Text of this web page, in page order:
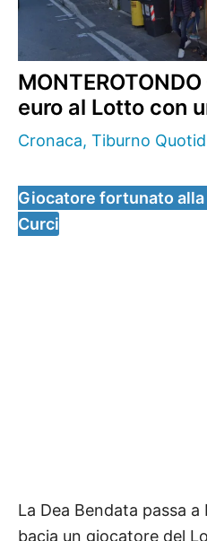
euro al Lotto con
Cronaca, Tiburno
Giocatore fortunato
Curci
La Dea Bendata passa
bacia un giocatore del